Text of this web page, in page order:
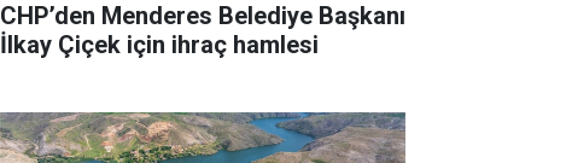
CHP’den Menderes Belediye Başkanı
İlkay Çiçek için ihraç hamlesi